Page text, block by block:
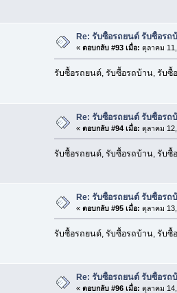
Re: รับซื้อรถยนต์ รับซื้อรถ
« ตอบกลับ #93 เมื่อ: ตุลาคม
รับซื้อรถยนต์, รับซื้อรถบ้าน, รับซื้
Re: รับซื้อรถยนต์ รับซื้อรถ
« ตอบกลับ #94 เมื่อ: ตุลาคม
รับซื้อรถยนต์, รับซื้อรถบ้าน, รับซื้
Re: รับซื้อรถยนต์ รับซื้อรถ
« ตอบกลับ #95 เมื่อ: ตุลาคม
รับซื้อรถยนต์, รับซื้อรถบ้าน, รับซื้
Re: รับซื้อรถยนต์ รับซื้อรถ
« ตอบกลับ #96 เมื่อ: ตุลาคม